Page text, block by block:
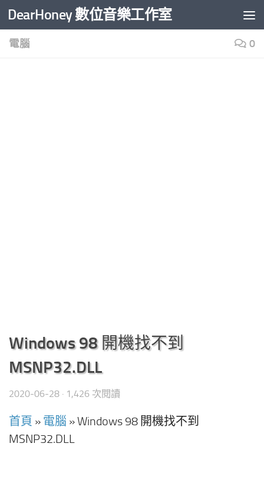
Skip to content
DearHoney 數位音樂工作室
電腦 0
Windows 98 開機找不到
MSNP32.DLL
2020-06-28 · 1,426 次閱讀
首頁 » 電腦 »Windows 98 開機找不到
MSNP32.DLL